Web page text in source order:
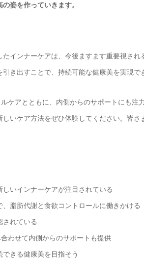
姿を作っていきます。
インナーケアは、今後ますます重要視さ
き出すことで、持続可能な健康美を実現で
ケアとともに、内側からのサポートにも注
いケア方法をぜひ体験してください。皆
しいインナーケアが注目されている
、脂肪代謝と食欲コントロールに働きかける
されている
わせて内側からのサポートも提供
できる健康美を目指そう